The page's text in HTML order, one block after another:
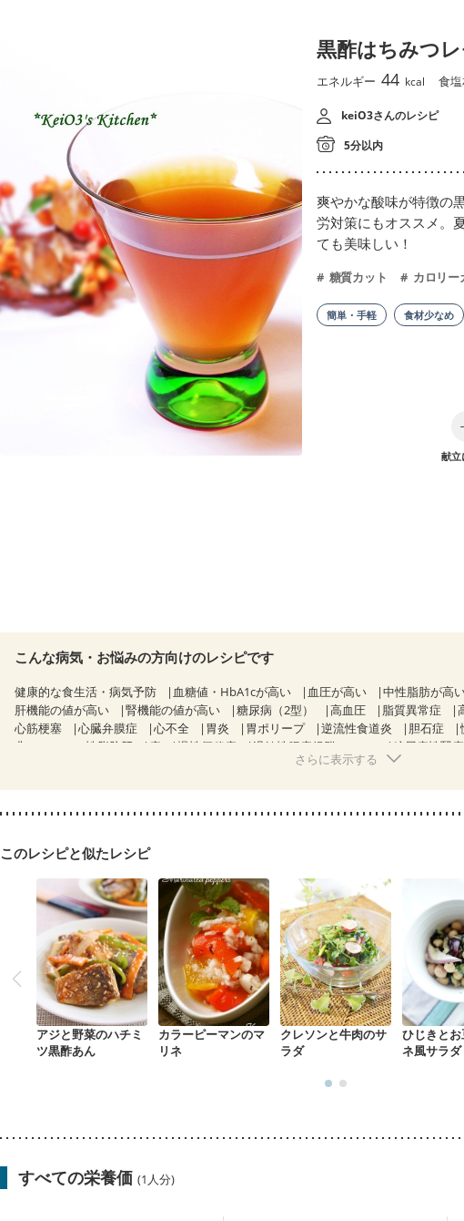
黒酢はちみつ
エネルギー 44 kcal 食
keiO3さんのレシピ
5分以内
爽やかな酸味が特徴の
労対策にもオススメ。
ても美味しい！
糖質カット カロリー
簡単・手軽 食材少なめ
献立
こんな病気・お悩みの方向けのレシピです
健康的な食生活・病気予防 血糖値・HbA1cが高い 血圧が高い 中性脂肪が高
肝機能の値が高い
腎機能の値が高い 糖尿病（2型） 高血圧 脂質異常症
心筋梗塞
心臓弁膜症 心不全 胃炎 胃ポリープ 逆流性食道炎 胆石症
非アルコール性脂肪肝
痔 慢性便秘症 過敏性腸症候群（IBS）
糖尿病性腎
CKD（ステージ１）
骨粗しょう症
関節リウマチ 貧血対策 ニキビ・肌荒れ 更年期
さらに表示する
このレシピと似たレシピ
アジと野菜のハチミ
ツ黒酢あん
カラーピーマンのマ
リネ
クレソンと牛肉のサ
ラダ
ひじきとお
ネ風サラダ
すべての栄養価 (1人分)